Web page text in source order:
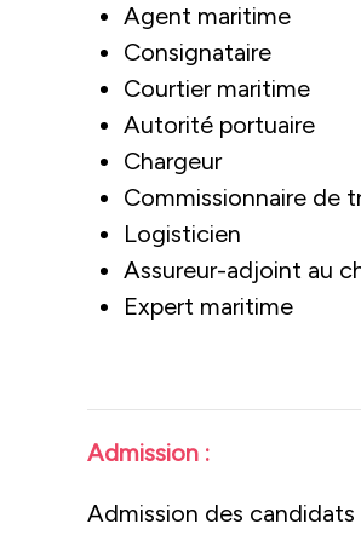
Agent maritime
Consignataire
Courtier maritime
Autorité portuaire
Chargeur
Commissionnaire de
Logisticien
Assureur-adjoint au
Expert maritime
Admission :
Admission des